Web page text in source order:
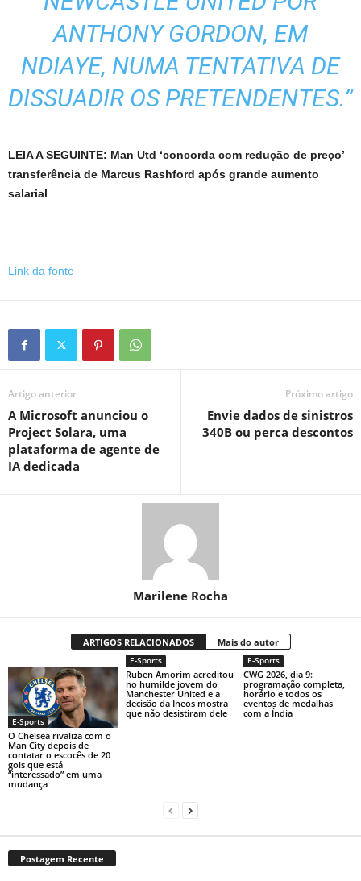
ANTHONY GORDON, EM
NDIAYE, NUMA TENTATIVA DE
DISSUADIR OS PRETENDENTES.”
LEIA A SEGUINTE: Man Utd ‘concorda com redução de preço’
transferência de Marcus Rashford após grande aumento
salarial
Link da fonte
Artigo anterior
A Microsoft anunciou o
Project Solara, uma
plataforma de agente de
IA dedicada
Próximo artigo
Envie dados de sinistros
340B ou perca descontos
Marilene Rocha
ARTIGOS RELACIONADOS Mais do autor
E-Sports
O Chelsea rivaliza com o
Man City depois de
contatar o escocês de 20
gols que está
“interessado” em uma
mudança
E-Sports
Ruben Amorim acreditou
no humilde jovem do
Manchester United e a
decisão da Ineos mostra
que não desistiram dele
E-Sports
CWG 2026, dia 9:
programação completa,
horário e todos os
eventos de medalhas
com a Índia
Postagem Recente